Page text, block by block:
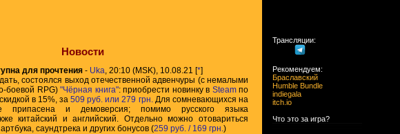
Новости
для прочтения - Uka, 20:10 (MSK), 10.08.21 [*]
состоялся выход отечественной адвенчуры (с немалыми
боевой RPG)"Чёрная книга": приобрести новинку в Steamпо
в 15%, за509 руб. или 279 грн.Для сомневающихся на
припасена и демоверсия; помимо русского языка
китайский и английский. Отдельно можно отовариться
саундтрека и других бонусов (259 руб. / 169 грн.)
Трансляции:
Рекомендуем:
Браславский
Humble Bundle
indiegala
itch.io
Что это за игра?